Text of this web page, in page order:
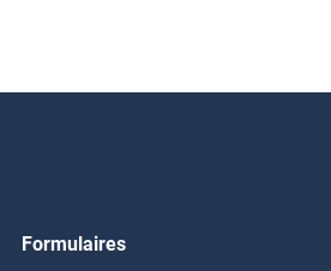
Formulaires